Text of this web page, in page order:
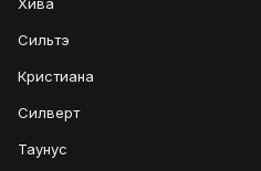
Хива
Сильтэ
Кристиана
Силверт
Таунус